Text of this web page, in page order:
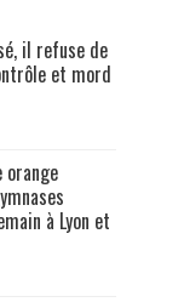
il refuse de
et mord
orange
à Lyon et